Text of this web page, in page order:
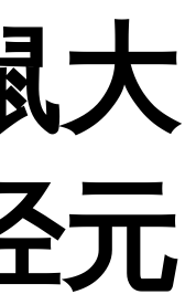
大
元